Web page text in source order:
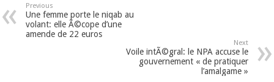
Previous
Une femme porte le niqab au
volant: elle Ã©cope d’une
amende de 22 euros
Next
Voile intÃ©gral: le NPA accuse le
gouvernement « de pratiquer
l’amalgame »